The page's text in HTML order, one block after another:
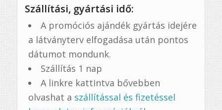
Szállítási, gyártási idő:
A promóciós ajándék gyártás idejére
a látványterv elfogadása után pontos
dátumot mondunk.
Szállítás 1 nap
A linkre kattintva bővebben
olvashat a szállítással és fizetéssel